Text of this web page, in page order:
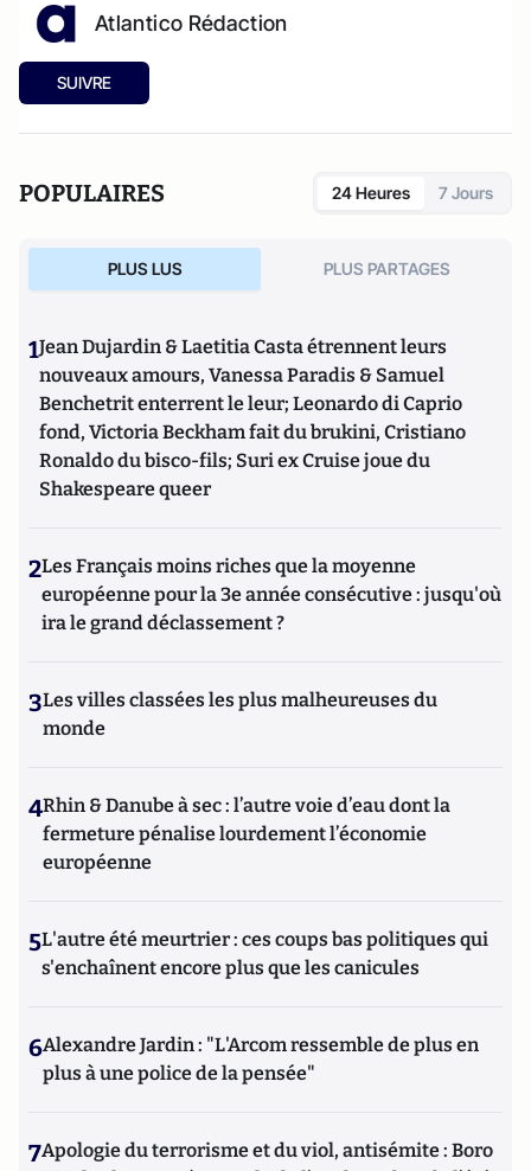
Atlantico Rédaction
SUIVRE
POPULAIRES 24 Heures 7 Jours
PLUS LUS PLUS PARTAGES
1Jean Dujardin & Laetitia Casta étrennent leurs
nouveaux amours, Vanessa Paradis & Samuel
Benchetrit enterrent le leur; Leonardo di Caprio
fond, Victoria Beckham fait du brukini, Cristiano
Ronaldo du bisco-fils; Suri ex Cruise joue du
Shakespeare queer
2Les Français moins riches que la moyenne
européenne pour la 3e année consécutive : jusqu'où
ira le grand déclassement ?
3Les villes classées les plus malheureuses du
monde
4Rhin & Danube à sec : l’autre voie d’eau dont la
fermeture pénalise lourdement l’économie
européenne
5L'autre été meurtrier : ces coups bas politiques qui
s'enchaînent encore plus que les canicules
6Alexandre Jardin : "L'Arcom ressemble de plus en
plus à une police de la pensée"
7Apologie du terrorisme et du viol, antisémite : Boro